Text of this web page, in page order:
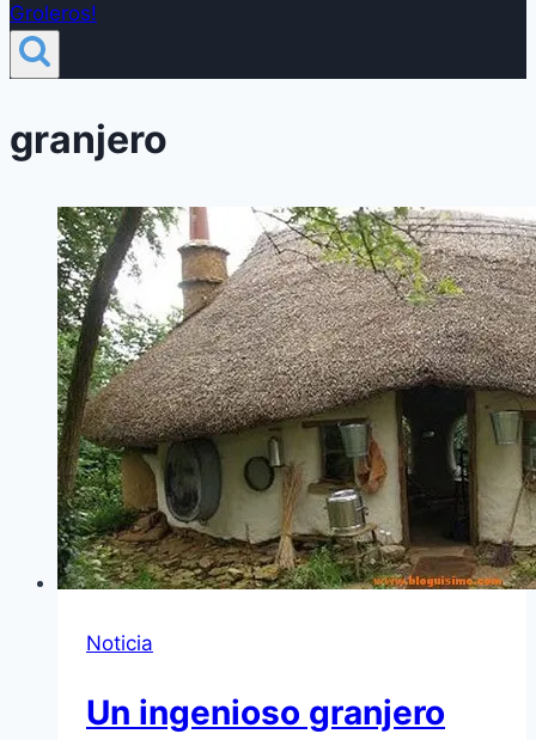
Groleros!
granjero
Noticia
Un ingenioso granjero